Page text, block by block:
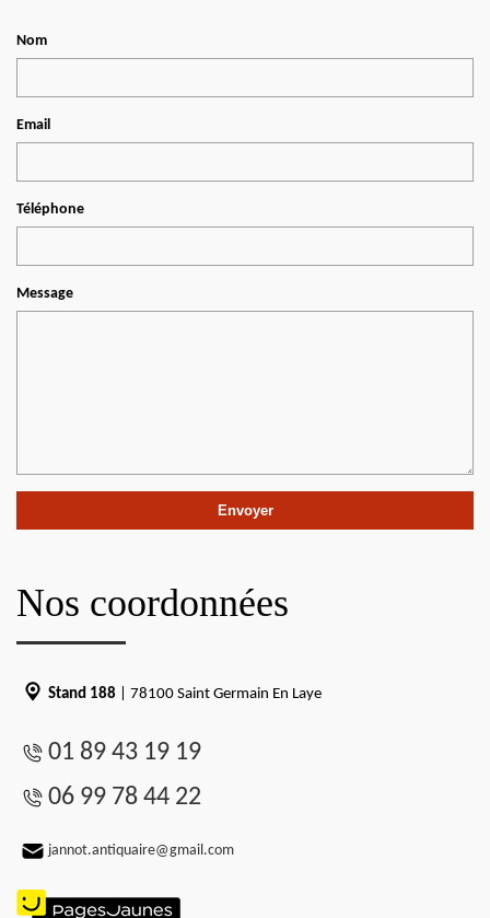
Nom
Email
Téléphone
Message
Nos coordonnées
Stand 188 | 78100 Saint Germain En Laye
01 89 43 19 19
06 99 78 44 22
jannot.antiquaire@gmail.com